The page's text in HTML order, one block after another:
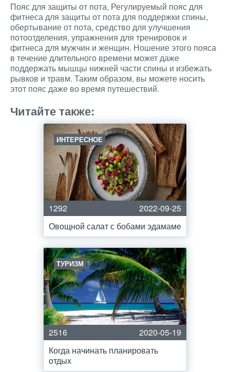
Пояс для защиты от пота, Регулируемый пояс для
фитнеса для защиты от пота для поддержки спины,
обертывание от пота, средство для улучшения
потоотделения, упражнения для тренировок и
фитнеса для мужчин и женщин. Ношение этого пояса
в течение длительного времени может даже
поддержать мышцы нижней части спины и избежать
рывков и травм. Таким образом, вы можете носить
этот пояс даже во время путешествий.
Читайте также:
ИНТЕРЕСНОЕ
1292
2022-09-25
Овощной салат с бобами эдамаме
ТУРИЗМ
2516
2020-05-19
Когда начинать планировать
отдых